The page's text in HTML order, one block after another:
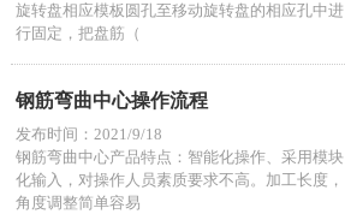
旋转盘相应模板圆孔至移动旋转盘的相应孔中进
行固定，把盘筋（
钢筋弯曲中心操作流程
发布时间：2021/9/18
钢筋弯曲中心产品特点：智能化操作、采用模块
化输入，对操作人员素质要求不高。加工长度，
角度调整简单容易